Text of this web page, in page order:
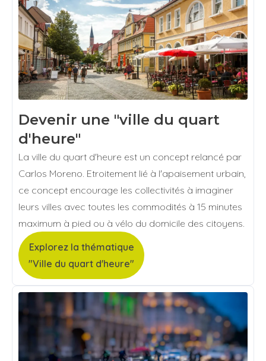
Devenir une "ville du quart
d'heure"
La ville du quart d'heure est un concept relancé par
Carlos Moreno. Etroitement lié à l'apaisement urbain,
ce concept encourage les collectivités à imaginer
leurs villes avec toutes les commodités à 15 minutes
maximum à pied ou à vélo du domicile des citoyens.
Explorez la thématique
"Ville du quart d'heure"